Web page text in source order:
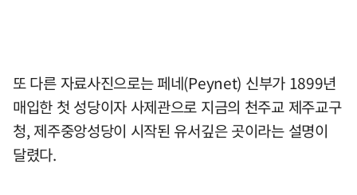
또 다른 자료사진으로는 페네(Peynet) 신부가 1899년
매입한 첫 성당이자 사제관으로 지금의 천주교 제주교구
청, 제주중앙성당이 시작된 유서깊은 곳이라는 설명이
달렸다.